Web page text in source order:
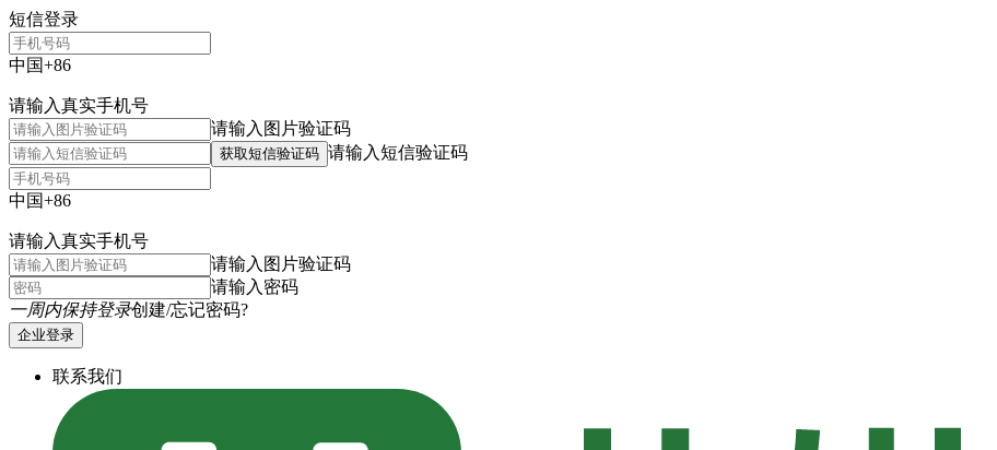
短信登录
中国+86
请输入真实手机号
请输入图片验证码
获取短信验证码 请输入短信验证码
中国+86
请输入真实手机号
请输入图片验证码
请输入密码
一周内保持登录创建/忘记密码?
企业登录
联系我们